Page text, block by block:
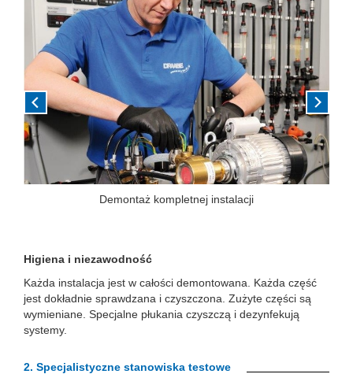
Demontaż kompletnej instalacji
Higiena i niezawodność
Każda instalacja jest w całości demontowana. Każda część
jest dokładnie sprawdzana i czyszczona. Zużyte części są
wymieniane. Specjalne płukania czyszczą i dezynfekują
systemy.
2. Specjalistyczne stanowiska testowe